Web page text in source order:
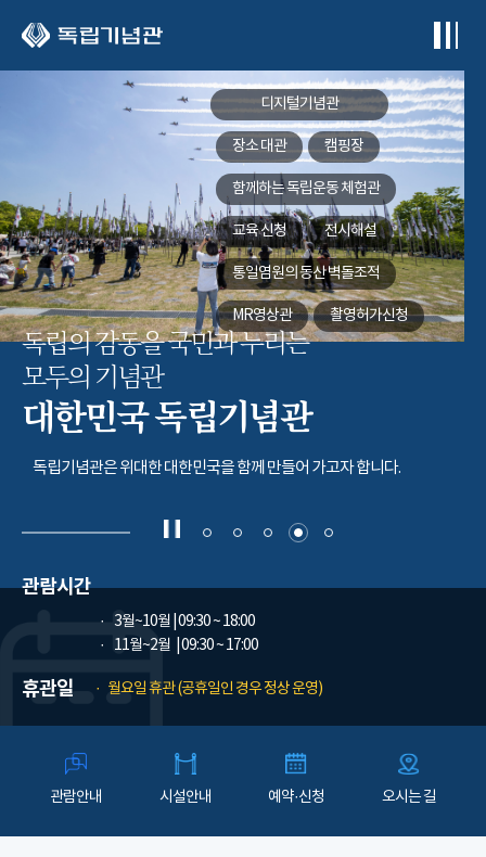
디지털기념관
장소 대관 캠핑장
함께하는독립운동 체험관
교육 신청 전시해설
통일염원의 동산벽돌조적
MR영상관 촬영허가신청
독립의 감동을 국민과 누리는
모두의 기념관
대한민국 독립기념관
독립기념관은 위대한 대한민국을 함께 만들어 가고자 합니다.
관람시간
3월~10월 | 09:30 ~ 18:00
11월~2월
| 09:30 ~ 17:00
휴관일 월요일 휴관 (공휴일인 경우 정상 운영)
관람안내 시설안내 예약·신청 오시는 길